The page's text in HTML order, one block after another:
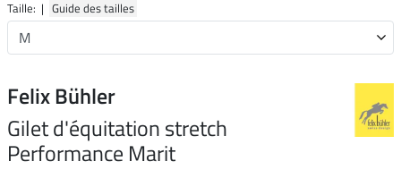
Taille: | Guide des tailles
Felix Bühler
Gilet d'équitation stretch
Performance Marit